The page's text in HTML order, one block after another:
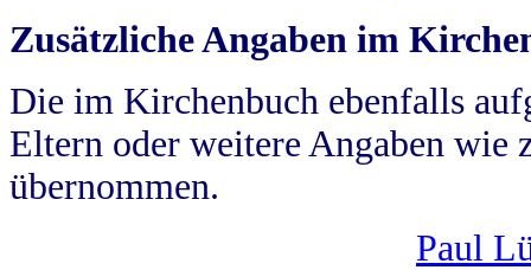
Zusätzliche Angaben im
Die im Kirchenbuch ebenfalls
Eltern oder weitere Angaben wie
übernommen.
Paul